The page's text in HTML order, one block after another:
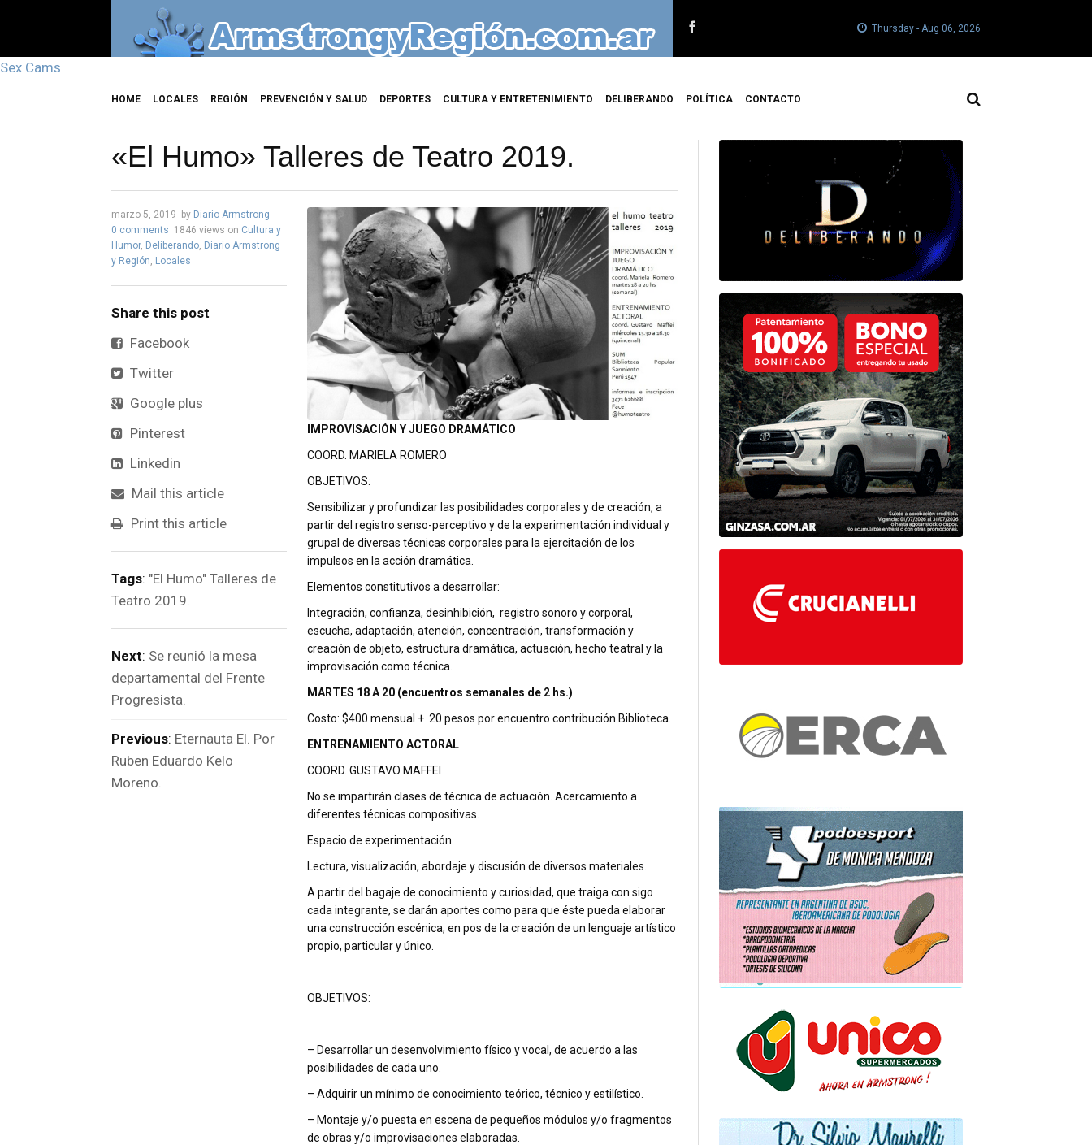
Thursday - Aug 06, 2026
Sex Cams
HOME LOCALES REGIÓN PREVENCIÓN Y SALUD DEPORTES CULTURA Y ENTRETENIMIENTO DELIBERANDO POLÍTICA CONTACTO
«El Humo» Talleres de Teatro 2019.
IMPROVISACIÓN Y JUEGO DRAMÁTICO
COORD. MARIELA ROMERO
OBJETIVOS:
Sensibilizar y profundizar las posibilidades corporales y de creación, a
partir del registro senso-perceptivo y de la experimentación individual y
grupal de diversas técnicas corporales para la ejercitación de los
impulsos en la acción dramática.
Elementos constitutivos a desarrollar:
Integración, confianza, desinhibición, registro sonoro y corporal,
escucha, adaptación, atención, concentración, transformación y
creación de objeto, estructura dramática, actuación, hecho teatral y la
improvisación como técnica.
MARTES 18 A 20 (encuentros semanales de 2 hs.)
Costo: $400 mensual + 20 pesos por encuentro contribución Biblioteca.
ENTRENAMIENTO ACTORAL
COORD. GUSTAVO MAFFEI
No se impartirán clases de técnica de actuación. Acercamiento a
diferentes técnicas compositivas.
Espacio de experimentación.
Lectura, visualización, abordaje y discusión de diversos materiales.
A partir del bagaje de conocimiento y curiosidad, que traiga con sigo
cada integrante, se darán aportes como para que éste pueda elaborar
una construcción escénica, en pos de la creación de un lenguaje artístico
propio, particular y único.
OBJETIVOS:
– Desarrollar un desenvolvimiento físico y vocal, de acuerdo a las
posibilidades de cada uno.
– Adquirir un mínimo de conocimiento teórico, técnico y estilístico.
– Montaje y/o puesta en escena de pequeños módulos y/o fragmentos
de obras y/o improvisaciones elaboradas.
marzo 5, 2019 by Diario Armstrong
0 comments 1846 views on Cultura y
Humor, Deliberando, Diario Armstrong
y Región, Locales
Share this post
Facebook
Twitter
Google plus
Pinterest
Linkedin
Mail this article
Print this article
Tags: "El Humo" Talleres de
Teatro 2019.
Next: Se reunió la mesa
departamental del Frente
Progresista.
Previous: Eternauta El. Por
Ruben Eduardo Kelo
Moreno.